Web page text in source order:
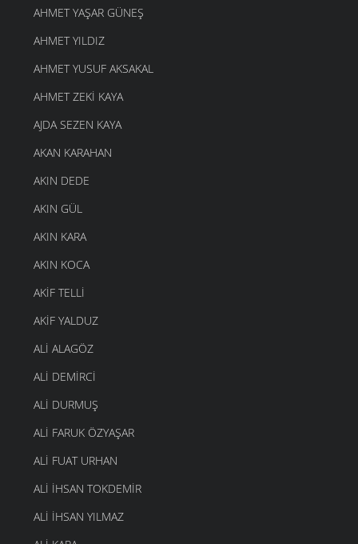
AHMET YAŞAR GÜNEŞ
AHMET YILDIZ
AHMET YUSUF AKSAKAL
AHMET ZEKI KAYA
AJDA SEZEN KAYA
AKAN KARAHAN
AKIN DEDE
AKIN GÜL
AKIN KARA
AKIN KOCA
AKIF TELLI
AKIF YALDUZ
ALI ALAGÖZ
ALI DEMIRCI
ALI DURMUŞ
ALI FARUK ÖZYAŞAR
ALI FUAT URHAN
ALI IHSAN TOKDEMIR
ALI İHSAN YILMAZ